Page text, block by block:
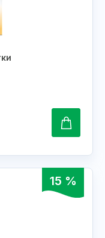
15 %